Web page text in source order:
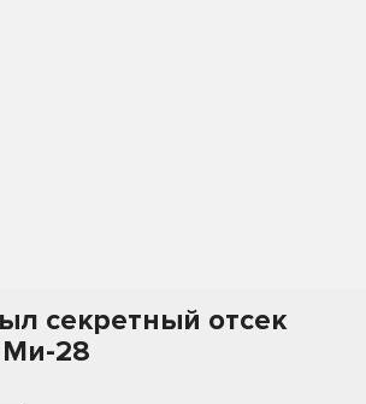
секретный отсек
Ми-28